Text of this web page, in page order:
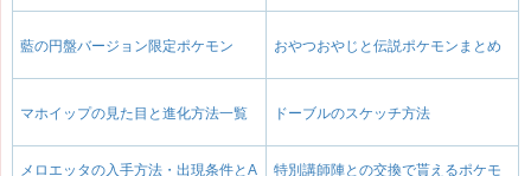
藍の円盤バージョン限定ポケモン おやつおやじと伝説ポケモンまとめ
マホイップの見た目と進化方法一覧 ドーブルのスケッチ方法
メロエッタの入手方法・出現条件とA
特別講師陣との交換で貰えるポケモ